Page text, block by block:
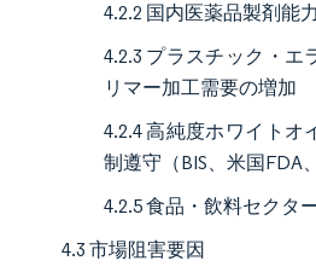
4.2.2 国内医薬品製剤能
4.2.3 プラスチック・エ
リマー加工需要の増加
4.2.4 高純度ホワイトオ
制遵守（BIS、米国FDA
4.2.5 食品・飲料セクタ
4.3 市場阻害要因